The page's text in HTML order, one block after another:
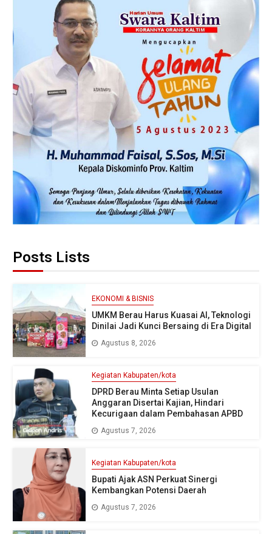
Posts Lists
EKONOMI & BISNIS
UMKM Berau Harus Kuasai AI, Teknologi
Dinilai Jadi Kunci Bersaing di Era Digital
Agustus 8, 2026
Kegiatan Kabupaten/kota
DPRD Berau Minta Setiap Usulan
Anggaran Disertai Kajian, Hindari
Kecurigaan dalam Pembahasan APBD
Agustus 7, 2026
Kegiatan Kabupaten/kota
Bupati Ajak ASN Perkuat Sinergi
Kembangkan Potensi Daerah
Agustus 7, 2026